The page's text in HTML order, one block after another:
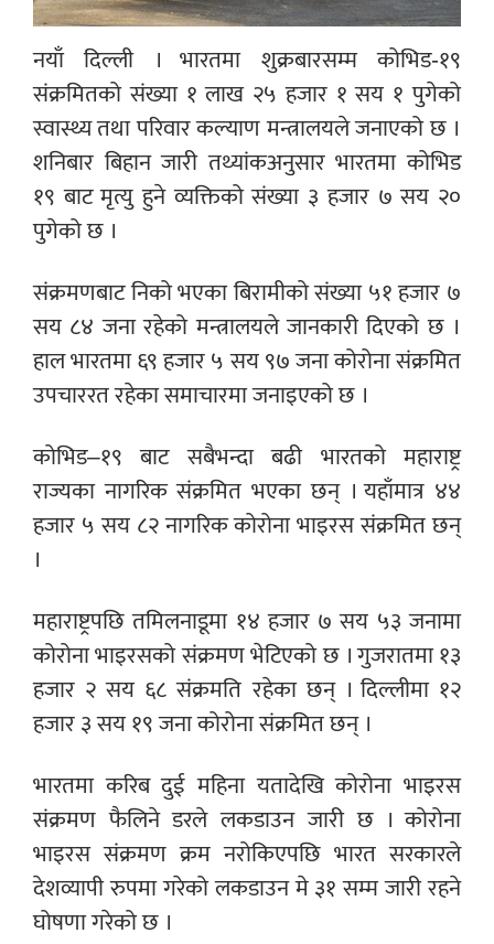
नयाँ दिल्ली । भारतमा शुक्रबारसम्म कोभिड-१९
संक्रमितको संख्या १ लाख २५ हजार १ सय १ पुगेको
स्वास्थ्य तथा परिवार कल्याण मन्त्रालयले जनाएको छ ।
शनिबार बिहान जारी तथ्यांकअनुसार भारतमा कोभिड
१९ बाट मृत्यु हुने व्यक्तिको संख्या ३ हजार ७ सय २०
पुगेको छ ।
संक्रमणबाट निको भएका बिरामीको संख्या ५१ हजार ७
सय ८४ जना रहेको मन्त्रालयले जानकारी दिएको छ ।
हाल भारतमा ६९ हजार ५ सय ९७ जना कोरोना संक्रमित
उपचाररत रहेका समाचारमा जनाइएको छ ।
कोभिड–१९ बाट सबैभन्दा बढी भारतको महाराष्ट्र
राज्यका नागरिक संक्रमित भएका छन् । यहाँमात्र ४४
हजार ५ सय ८२ नागरिक कोरोना भाइरस संक्रमित छन्
।
महाराष्ट्रपछि तमिलनाडूमा १४ हजार ७ सय ५३ जनामा
कोरोना भाइरसको संक्रमण भेटिएको छ । गुजरातमा १३
हजार २ सय ६८ संक्रमति रहेका छन् । दिल्लीमा १२
हजार ३ सय १९ जना कोरोना संक्रमित छन् ।
भारतमा करिब दुई महिना यतादेखि कोरोना भाइरस
संक्रमण फैलिने डरले लकडाउन जारी छ । कोरोना
भाइरस संक्रमण क्रम नरोकिएपछि भारत सरकारले
देशव्यापी रुपमा गरेको लकडाउन मे ३१ सम्म जारी रहने
घोषणा गरेको छ ।